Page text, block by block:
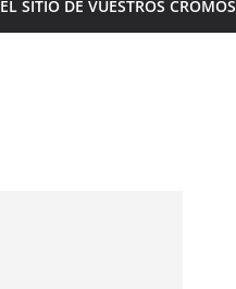
EL SITIO DE VUESTROS CROMOS